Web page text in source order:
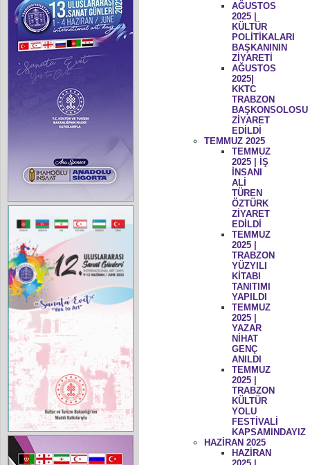
AĞUSTOS
2025 |
KÜLTÜR
POLİTİKALARI
BAŞKANININ
ZİYARETİ
AĞUSTOS
2025|
KKTC
TRABZON
BAŞKONSOLOSU
ZİYARET
EDİLDİ
TEMMUZ 2025
TEMMUZ
2025 | İŞ
İNSANI
ALİ
TÜREN
ÖZTÜRK
ZİYARET
EDİLDİ
TEMMUZ
2025 |
TRABZON
YÜZYILI
KİTABI
TANITIMI
YAPILDI
TEMMUZ
2025 |
YAZAR
NİHAT
GENÇ
ANILDI
TEMMUZ
2025 |
TRABZON
KÜLTÜR
YOLU
FESTİVALİ
KAPSAMINDAYIZ
HAZİRAN 2025
HAZİRAN